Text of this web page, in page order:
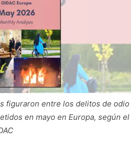
figuraron entre los delitos de odio
en mayo en Europa, según el